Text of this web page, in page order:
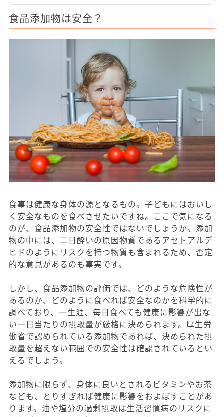
食品添加物は安全？
食事は健康な身体の源となるもの。子どもにはおいし
く安全なものを食べさせたいですね。ここで気になる
のが、食品添加物の安全性ではないでしょうか。添加
物の中には、二日酔いの原因物質であるアセトアルデ
ヒドのようにリスクを持つ物質も含まれるため、否定
的な意見があるのも事実です。
しかし、食品添加物の評価では、どのような危険性が
あるのか、どのように食べれば安全なのかを科学的に
調べており、一生涯、毎日食べても健康に影響が出な
い一日当たりの摂取量が厳格に決められます。厚生労
働省で認められている添加物であれば、決められた摂
取量を超えない範囲での安全性は確認されているとい
えるでしょう。
添加物に限らず、身体に良いとされるビタミンやお茶
なども、とりすぎれば健康に影響をおよぼすことがあ
ります。油や塩分の過剰摂取は生活習慣病のリスクに